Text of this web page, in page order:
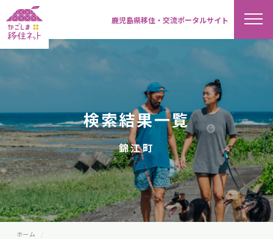
鹿児島県移住・交流ポータルサイト
検索結果一覧
錦江町
ホーム